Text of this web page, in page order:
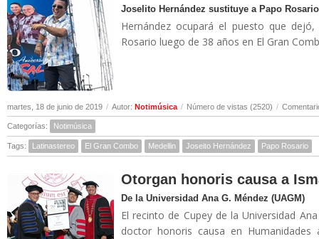
Joselito Hernández sustituye a Papo Rosario
Hernández ocupará el puesto que
Rosario luego de 38 años en El Gran
martes, 18 de junio de 2019 / Autor: Notimúsica / Número de vistas (2520) /
Categorías: Notimúsica
Tags: Latinastereo El Gran Combo Medellin Joseito Hernández Papo Rosario
Otorgan honoris causa a
De la Universidad Ana G. Méndez (UAGM)
El recinto de Cupey de la Universidad
doctor honoris causa en